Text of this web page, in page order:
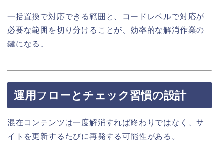
一括置換で対応できる範囲と、コードレベルで対応が
必要な範囲を切り分けることが、効率的な解消作業の
鍵になる。
運用フローとチェック習慣の設計
混在コンテンツは一度解消すれば終わりではなく、サ
イトを更新するたびに再発する可能性がある。